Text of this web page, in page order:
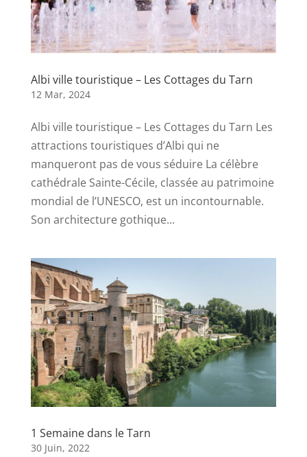
Albi ville touristique – Les Cottages du Tarn
12 Mar, 2024
Albi ville touristique – Les Cottages du Tarn Les
attractions touristiques d’Albi qui ne
manqueront pas de vous séduire La célèbre
cathédrale Sainte-Cécile, classée au patrimoine
mondial de l’UNESCO, est un incontournable.
Son architecture gothique...
1 Semaine dans le Tarn
30 Juin, 2022